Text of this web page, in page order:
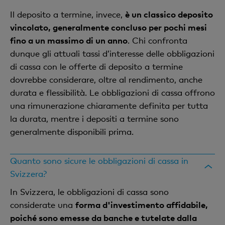
Il deposito a termine, invece, è un classico deposito
vincolato, generalmente concluso per pochi mesi
fino a un massimo di un anno. Chi confronta
dunque gli attuali tassi d’interesse delle obbligazioni
di cassa con le offerte di deposito a termine
dovrebbe considerare, oltre al rendimento, anche
durata e flessibilità. Le obbligazioni di cassa offrono
una rimunerazione chiaramente definita per tutta
la durata, mentre i depositi a termine sono
generalmente disponibili prima.
Quanto sono sicure le obbligazioni di cassa in
Svizzera?
In Svizzera, le obbligazioni di cassa sono
considerate una forma d'investimento affidabile,
poiché sono emesse da banche e tutelate dalla